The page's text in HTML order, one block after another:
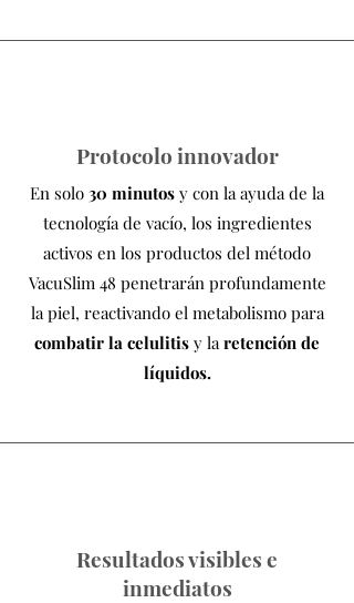
Protocolo innovador
En solo 30 minutos y con la ayuda de la
tecnología de vacío, los ingredientes
activos en los productos del método
VacuSlim 48 penetrarán profundamente
la piel, reactivando el metabolismo para
combatir la celulitis y laretención de
líquidos.
Resultados visibles e
inmediatos